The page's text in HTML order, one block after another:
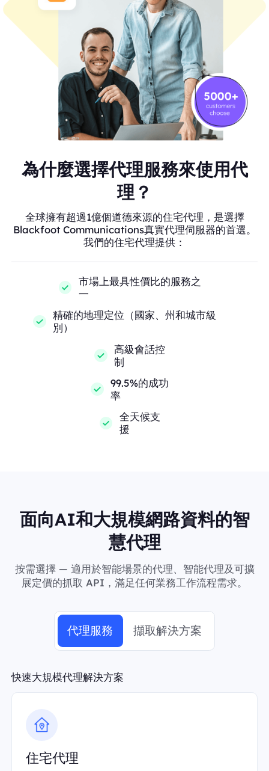
為什麼選擇代理服務來使用代
理？
全球擁有超過1億個道德來源的住宅代理，是選擇
Blackfoot Communications真實代理伺服器的首選。
我們的住宅代理提供：
市場上最具性價比的服務之
一
精確的地理定位（國家、州和城市級
別）
高級會話控
制
99.5%的成功
率
全天候支
援
面向AI和大規模網路資料的智
慧代理
按需選擇 — 適用於智能場景的代理、智能代理及可擴
展定價的抓取 API，滿足任何業務工作流程需求。
代理服務 擷取解決方案
快速大規模代理解決方案
住宅代理